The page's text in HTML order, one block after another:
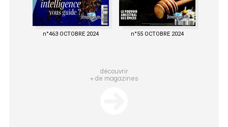
n°463 OCTOBRE 2024 n°55 OCTOBRE 2024
découvrir
+ de magazines